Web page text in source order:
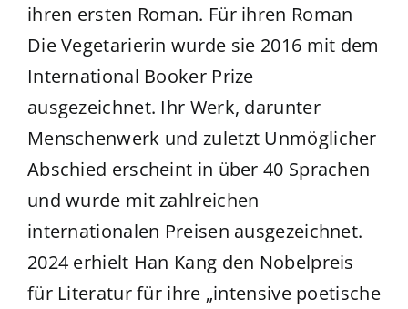
ihren ersten Roman. Für ihren Roman
Die Vegetarierin wurde sie 2016 mit dem
International Booker Prize
ausgezeichnet. Ihr Werk, darunter
Menschenwerk und zuletzt Unmöglicher
Abschied erscheint in über 40 Sprachen
und wurde mit zahlreichen
internationalen Preisen ausgezeichnet.
2024 erhielt Han Kang den Nobelpreis
für Literatur für ihre „intensive poetische